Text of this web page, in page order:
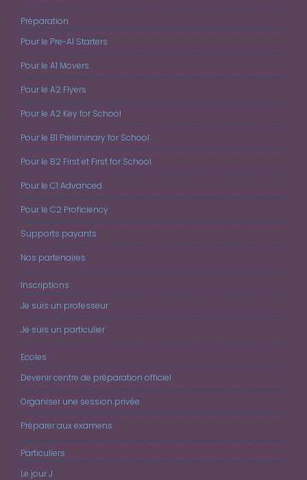
Préparation
Pour le Pre-A1 Starters
Pour le A1 Movers
Pour le A2 Flyers
Pour le A2 Key for School
Pour le B1 Preliminary for School
Pour le B2 First et First for School
Pour le C1 Advanced
Pour le C2 Proficiency
Supports payants
Nos partenaires
Inscriptions
Je suis un professeur
Je suis un particulier
Ecoles
Devenir centre de préparation officiel
Organiser une session privée
Préparer aux examens
Particuliers
Le jour J